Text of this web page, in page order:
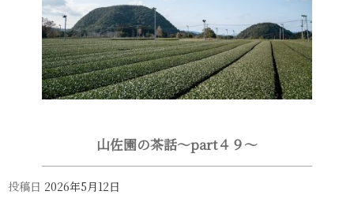
山佐園の茶話～part４９～
投稿日 2026年5月12日